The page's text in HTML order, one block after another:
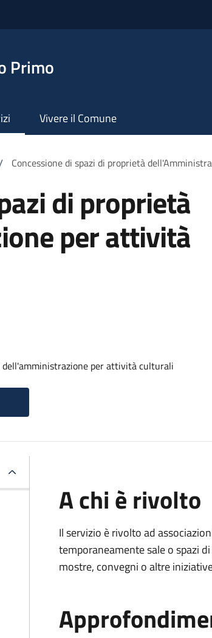
Primo
Vivere il Comune
Concessione di spazi di proprietà
di proprietà
per attività
dell'amministrazione per attività culturali
A chi è rivolto
Il servizio è rivolto ad
temporaneamente sale o spazi
mostre, convegni o altre